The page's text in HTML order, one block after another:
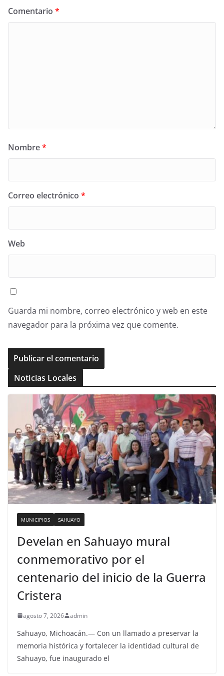
Comentario *
Nombre*
Correo electrónico *
Web
Guarda mi nombre, correo electrónico y web en este
navegador para la próxima vez que comente.
Noticias Locales
MUNICIPIOS SAHUAYO
Develan en Sahuayo mural
conmemorativo por el
centenario del inicio de la Guerra
Cristera
agosto 7, 2026 admin
Sahuayo, Michoacán.— Con un llamado a preservar la
memoria histórica y fortalecer la identidad cultural de
Sahuayo, fue inaugurado el